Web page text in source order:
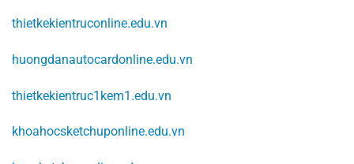
thietkekientruconline.edu.vn
huongdanautocardonline.edu.vn
thietkekientruc1kem1.edu.vn
khoahocsketchuponline.edu.vn